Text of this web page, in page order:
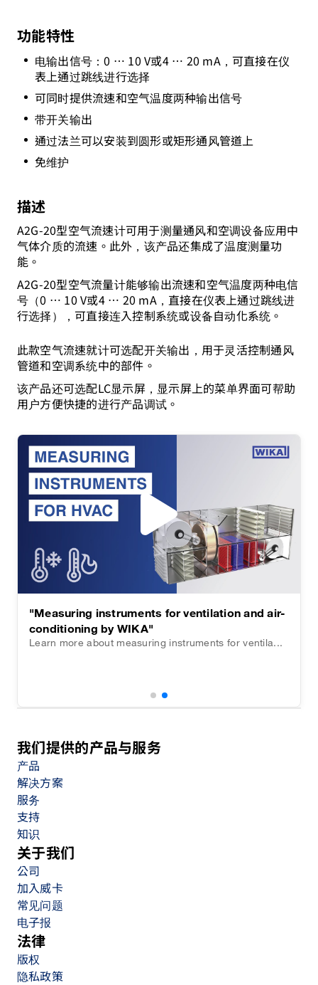
功能特性
电输出信号：0 … 10 V或4 … 20 mA，可直接在仪
表上通过跳线进行选择
可同时提供流速和空气温度两种输出信号
带开关输出
通过法兰可以安装到圆形或矩形通风管道上
免维护
描述
A2G-20型空气流速计可用于测量通风和空调设备应用中
气体介质的流速。此外，该产品还集成了温度测量功
能。
A2G-20型空气流量计能够输出流速和空气温度两种电信
号（0 … 10 V或4 … 20 mA，直接在仪表上通过跳线进
行选择），可直接连入控制系统或设备自动化系统。
此款空气流速就计可选配开关输出，用于灵活控制通风
管道和空调系统中的部件。
该产品还可选配LC显示屏，显示屏上的菜单界面可帮助
用户方便快捷的进行产品调试。
"Measuring instruments for ventilation and air-
conditioning by WIKA"
Learn more about measuring instruments for ventila...
我们提供的产品与服务
产品
解决方案
服务
支持
知识
关于我们
公司
加入威卡
常见问题
电子报
法律
版权
隐私政策